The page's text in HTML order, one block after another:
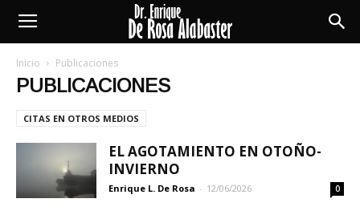
Enrique
Inicio Publicaciones
PUBLICACIONES
CITAS EN OTROS MEDIOS
EL AGOTAMIENTO EN OTOÑO-
INVIERNO
Enrique L. De Rosa - 12/06/2026 0